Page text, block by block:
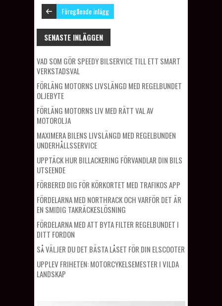
Föregående inlägg
SENASTE INLÄGGEN
VAD SOM GÖR SPEEDY BILSERVICE TILL ETT SMART
VERKSTADSVAL
FÖRLÄNG MOTORNS LIVSLÄNGD MED REGELBUNDET
OLJEBYTE
FÖRLÄNG MOTORNS LIV MED RÄTT VAL AV
MOTOROLJA
MAXIMERA BILENS LIVSLÄNGD MED REGELBUNDEN
UNDERHÅLLSSERVICE
UPPTÄCK HUR BILLACKERING FÖRVANDLAR DIN BILS
UTSEENDE
FÖRBERED DIG FÖR KÖRKORTET MED TRAFIKOS APP
FÖRDELARNA MED NORTHRACK OCH VARFÖR DET ÄR
EN SMIDIG TAKRÄCKESLÖSNING
FÖRDELARNA MED ATT BYTA FILTER REGELBUNDET I
DITT FORDON
SÅ VÄLJER DU DET BÄSTA LÅSET FÖR DIN ELSCOOTER
UPPLEV FRIHETEN: MOTORCYKELSEMESTER I VILDA
LANDSKAP